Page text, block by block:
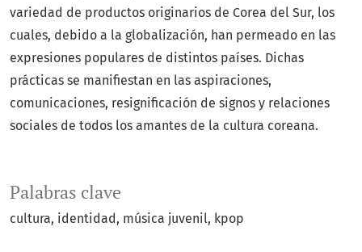
Palabras clave
cultura identidad música juvenil kpop
variedad de productos originarios de Corea del Sur, los
cuales, debido a la globalización, han permeado en las
expresiones populares de distintos países. Dichas
prácticas se manifiestan en las aspiraciones,
comunicaciones, resignificación de signos y relaciones
sociales de todos los amantes de la cultura coreana.